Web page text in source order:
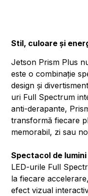
Stil, culoare și
Jetson Prism Plus
este o combinație
design și
uri Full Spectrum
anti-derapante,
transformă fiecare
memorabil, zi sau
Spectacol de
LED-urile Full
la fiecare
efect vizual